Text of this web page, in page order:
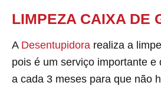
LIMPEZA CAIXA DE
A Desentupidora realiza a
pois é um serviço importante e
a cada 3 meses para que não